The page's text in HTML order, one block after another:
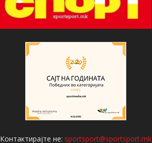
Контактирајте не: sportsport@sportsport.mk